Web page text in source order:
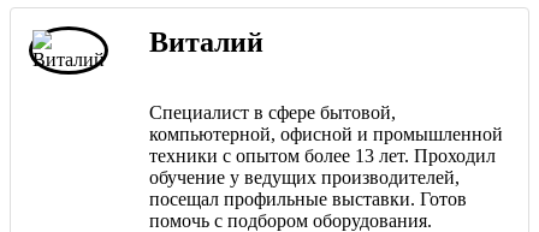
Виталий
Специалист в сфере бытовой,
компьютерной, офисной и промышленной
техники с опытом более 13 лет. Проходил
обучение у ведущих производителей,
посещал профильные выставки. Готов
помочь с подбором оборудования.